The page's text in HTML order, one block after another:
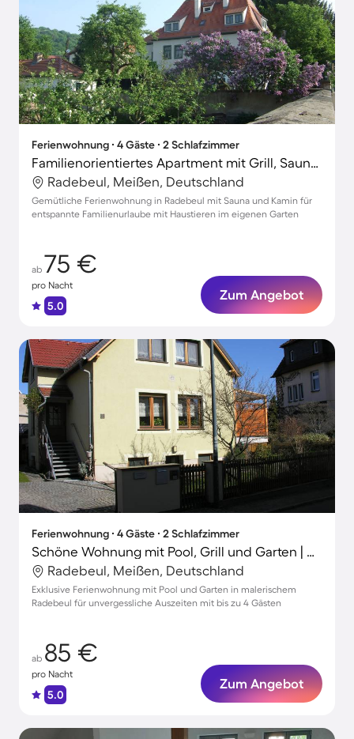
Ferienwohnung ∙ 4 Gäste ∙ 2 Schlafzimmer
Familienorientiertes Apartment mit Grill, Sauna und Garten | Naturblick | Haustiere erlaubt
Radebeul, Meißen, Deutschland
Gemütliche Ferienwohnung in Radebeul mit Sauna und Kamin für
entspannte Familienurlaube mit Haustieren im eigenen Garten
ab 75 €
pro Nacht
5.0
Zum Angebot
Ferienwohnung ∙ 4 Gäste ∙ 2 Schlafzimmer
Schöne Wohnung mit Pool, Grill und Garten | Gartenblick
Radebeul, Meißen, Deutschland
Exklusive Ferienwohnung mit Pool und Garten in malerischem
Radebeul für unvergessliche Auszeiten mit bis zu 4 Gästen
ab 85 €
pro Nacht
5.0
Zum Angebot